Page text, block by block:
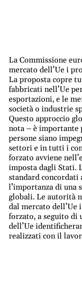
La Commissione
mercato dell’Ue i
La proposta copre
fabbricati nell’Ue
esportazioni, e le
società o industrie
Questo approccio
nota – è importante
persone siano
settori e in tutti i
forzato avviene
imposta dagli Stati.
standard
l’importanza di una
globali. Le autorità
dal mercato
forzato, a seguito di
dell’Ue
realizzati con il